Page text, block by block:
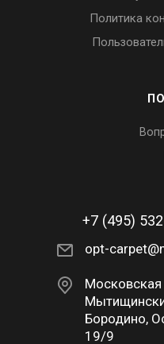
Политика
+7 (495)
opt-
Московская
Бородино,
19/9